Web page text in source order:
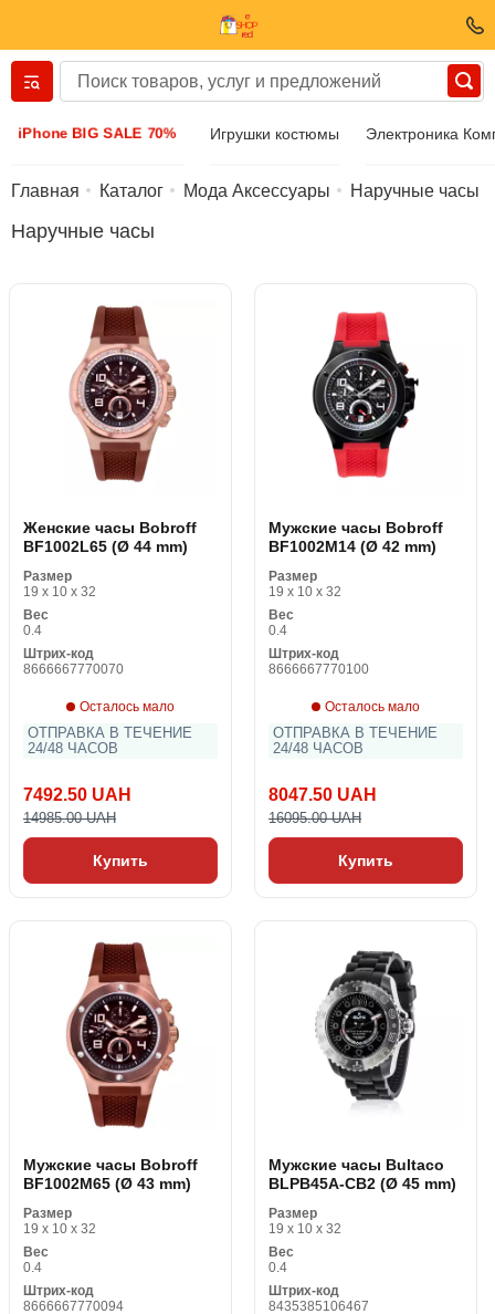
iPhone BIG SALE 70% Игрушки костюмы Электроника
Вернуться назад
Аксессуары
Бижутерия
Наручные часы
Главная Каталог Мода Аксессуары Наручные часы
Наручные часы
Женские часы Bobroff
BF1002L65 (Ø 44 mm)
Размер
19 x 10 x 32
Вес
0.4
Штрих-код
8666667770070
Осталось мало
ОТПРАВКА В ТЕЧЕНИЕ
24/48 ЧАСОВ
7492.50 UAH
14985.00 UAH
Купить
Мужские часы Bobroff
BF1002M14 (Ø 42 mm)
Размер
19 x 10 x 32
Вес
0.4
Штрих-код
8666667770100
Осталось мало
ОТПРАВКА В ТЕЧЕНИЕ
24/48 ЧАСОВ
8047.50 UAH
16095.00 UAH
Купить
Мужские часы Bobroff
BF1002M65 (Ø 43 mm)
Размер
19 x 10 x 32
Вес
0.4
Штрих-код
8666667770094
Мужские часы Bultaco
BLPB45A-CB2 (Ø 45 mm)
Размер
19 x 10 x 32
Вес
0.4
Штрих-код
8435385106467